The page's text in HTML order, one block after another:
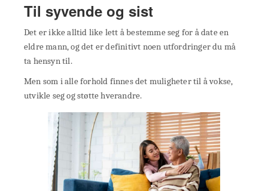
Til syvende og sist
Det er ikke alltid like lett å bestemme seg for å date en
eldre mann, og det er definitivt noen utfordringer du må
ta hensyn til.
Men som i alle forhold finnes det muligheter til å vokse,
utvikle seg og støtte hverandre.